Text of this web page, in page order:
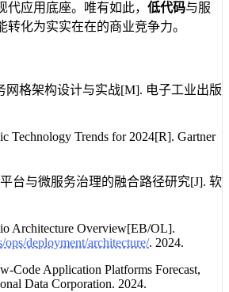
代应用底座。唯有如此， 低代码与服
转化为实实在在的商业竞争力。
网格架构设计与实战[M]. 电子工业出版
Technology Trends for 2024[R]. Gartner
台与微服务治理的融合路径研究[J]. 软
Architecture Overview[EB/OL].
ops/deployment/architecture/. 2024.
Code Application Platforms Forecast,
Data Corporation. 2024.